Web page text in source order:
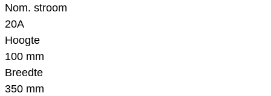
Nom. stroom
20A
Hoogte
100 mm
Breedte
350 mm